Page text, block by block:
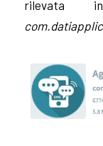
rilevata